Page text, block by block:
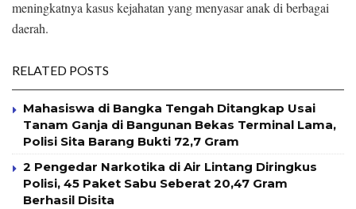
meningkatnya kasus kejahatan yang menyasar anak di berbagai
daerah.
RELATED POSTS
Mahasiswa di Bangka Tengah Ditangkap Usai
Tanam Ganja di Bangunan Bekas Terminal Lama,
Polisi Sita Barang Bukti 72,7 Gram
2 Pengedar Narkotika di Air Lintang Diringkus
Polisi, 45 Paket Sabu Seberat 20,47 Gram
Berhasil Disita